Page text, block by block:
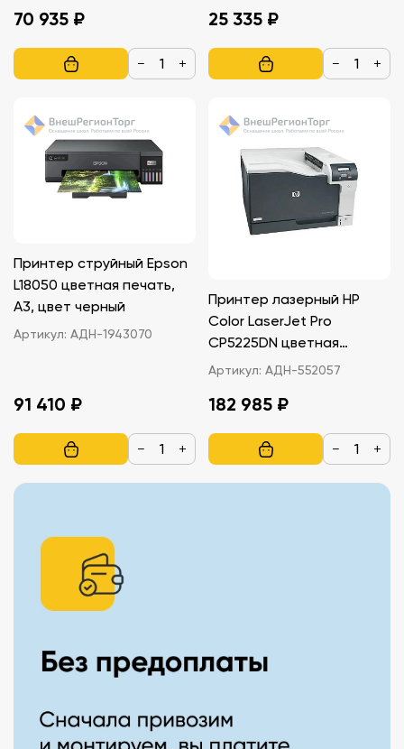
70 935 ₽
− +
25 335 ₽
− +
Принтер струйный Epson
L18050 цветная печать,
A3, цвет черный
Артикул: АДН-1943070
91 410 ₽
− +
Принтер лазерный HP
Color LaserJet Pro
CP5225DN цветная
печать
Артикул: АДН-552057
182 985 ₽
− +